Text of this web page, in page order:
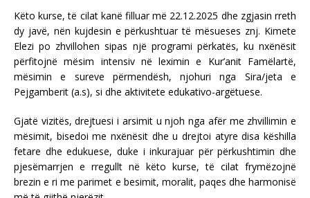
Këto kurse, të cilat kanë filluar më 22.12.2025 dhe zgjasin rreth
dy javë, nën kujdesin e përkushtuar të mësueses znj. Kimete
Elezi po zhvillohen sipas një programi përkatës, ku nxënësit
përfitojnë mësim intensiv në leximin e Kur’anit Famëlartë,
mësimin e sureve përmendësh, njohuri nga Sira/jeta e
Pejgamberit (a.s), si dhe aktivitete edukativo-argëtuese.
Gjatë vizitës, drejtuesi i arsimit u njoh nga afër me zhvillimin e
mësimit, bisedoi me nxënësit dhe u drejtoi atyre disa këshilla
fetare dhe edukuese, duke i inkurajuar për përkushtimin dhe
pjesëmarrjen e rregullt në këto kurse, të cilat frymëzojnë
brezin e ri me parimet e besimit, moralit, paqes dhe harmonisë